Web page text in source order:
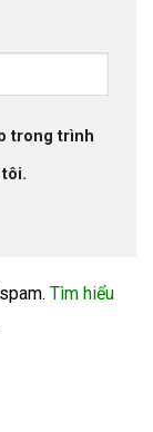
trong trình
Tìm hiểu